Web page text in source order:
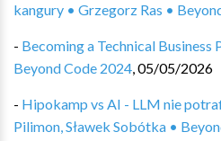
kangury • Grzegorz Ras •
- Becoming a Technical
Beyond Code 2024,05/05/2026
- Hipokamp vs AI - LLM nie
Pilimon, Sławek Sobótka •